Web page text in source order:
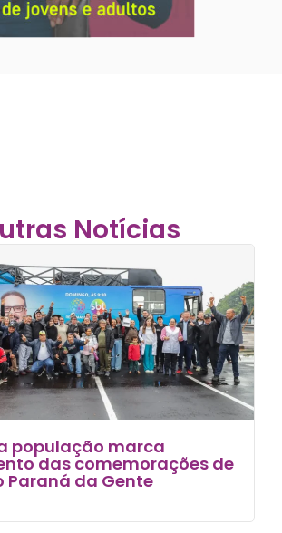
Notícias
população marca
das comemorações de
Paraná da Gente